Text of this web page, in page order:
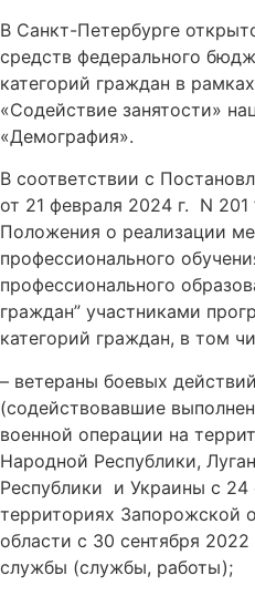
В Санкт-Петербурге
средств федерального
категорий граждан в
«Содействие занятости»
«Демография».
В соответствии с
от 21 февраля 2024 г. N
Положения о реализации
профессионального
профессионального
граждан” участниками
категорий граждан, в том
– ветераны боевых
(содействовавшие
военной операции на
Народной Республики,
Республики и Украины с 24
территориях Запорожской
области с 30 сентября
службы (службы, работы);